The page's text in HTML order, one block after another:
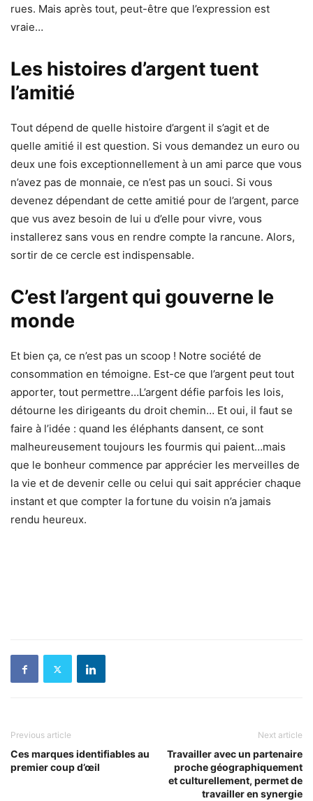
rues. Mais après tout, peut-être que l’expression est
vraie…
Les histoires d’argent tuent
l’amitié
Tout dépend de quelle histoire d’argent il s’agit et de
quelle amitié il est question. Si vous demandez un euro ou
deux une fois exceptionnellement à un ami parce que vous
n’avez pas de monnaie, ce n’est pas un souci. Si vous
devenez dépendant de cette amitié pour de l’argent, parce
que vus avez besoin de lui u d’elle pour vivre, vous
installerez sans vous en rendre compte la rancune. Alors,
sortir de ce cercle est indispensable.
C’est l’argent qui gouverne le
monde
Et bien ça, ce n’est pas un scoop ! Notre société de
consommation en témoigne. Est-ce que l’argent peut tout
apporter, tout permettre…L’argent défie parfois les lois,
détourne les dirigeants du droit chemin… Et oui, il faut se
faire à l’idée : quand les éléphants dansent, ce sont
malheureusement toujours les fourmis qui paient…mais
que le bonheur commence par apprécier les merveilles de
la vie et de devenir celle ou celui qui sait apprécier chaque
instant et que compter la fortune du voisin n’a jamais
rendu heureux.
Previous article
Ces marques identifiables au
premier coup d’œil
Next article
Travailler avec un partenaire
proche géographiquement
et culturellement, permet de
travailler en synergie